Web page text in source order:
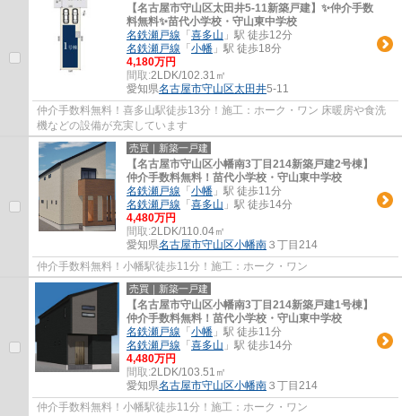
【名古屋市守山区太田井5-11新築戸建】✨️仲介手数
料無料✨️苗代小学校・守山東中学校
名鉄瀬戸線 「 喜多山 」駅 徒歩12分
名鉄瀬戸線 「 小幡 」駅 徒歩18分
4,180万円
間取:2LDK/102.31㎡
愛知県名古屋市守山区太田井5-11
仲介手数料無料！喜多山駅徒歩13分！施工：ホーク・ワン 床暖房や食洗
機などの設備が充実しています
売買｜新築一戸建
【名古屋市守山区小幡南3丁目214新築戸建2号棟】
仲介手数料無料！苗代小学校・守山東中学校
名鉄瀬戸線 「 小幡 」駅 徒歩11分
名鉄瀬戸線 「 喜多山 」駅 徒歩14分
4,480万円
間取:2LDK/110.04㎡
愛知県名古屋市守山区小幡南 ３丁目214
仲介手数料無料！小幡駅徒歩11分！施工：ホーク・ワン
売買｜新築一戸建
【名古屋市守山区小幡南3丁目214新築戸建1号棟】
仲介手数料無料！苗代小学校・守山東中学校
名鉄瀬戸線 「 小幡 」駅 徒歩11分
名鉄瀬戸線 「 喜多山 」駅 徒歩14分
4,480万円
間取:2LDK/103.51㎡
愛知県名古屋市守山区小幡南 ３丁目214
仲介手数料無料！小幡駅徒歩11分！施工：ホーク・ワン